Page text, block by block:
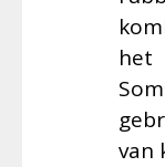
het
van